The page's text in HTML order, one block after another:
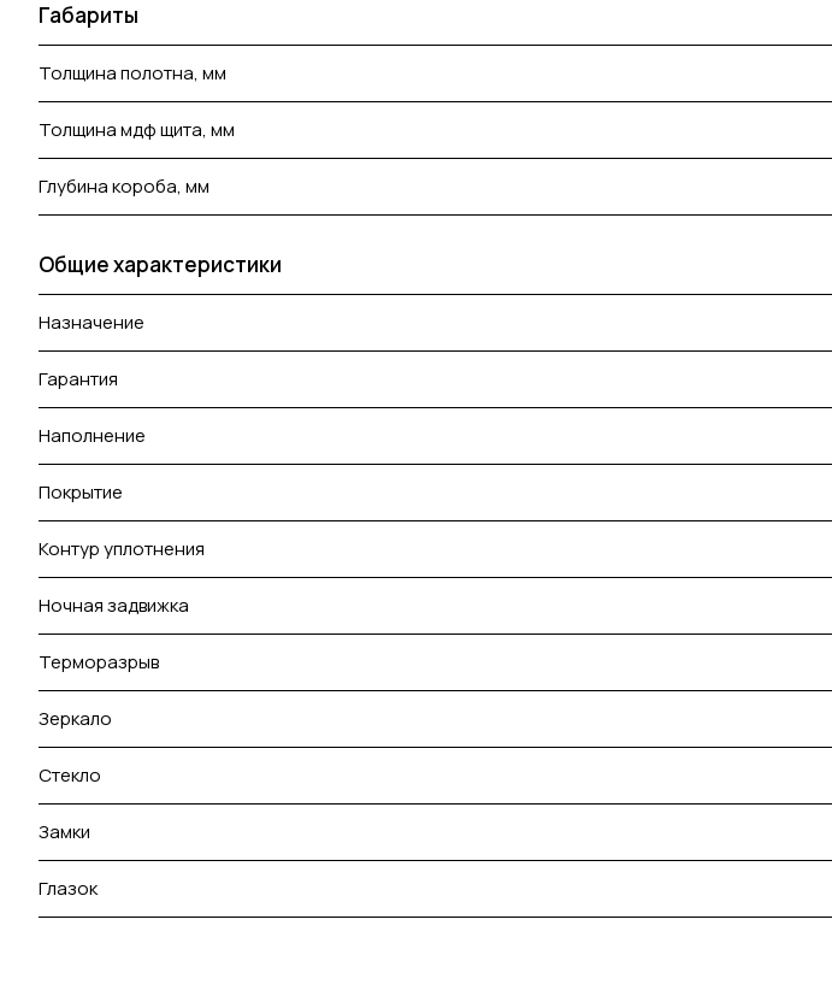
Габариты
Толщина полотна, мм
Толщина мдф щита, мм
Глубина короба, мм
Общие характеристики
Назначение
Гарантия
Наполнение
Покрытие
Контур уплотнения
Ночная задвижка
Терморазрыв
Зеркало
Стекло
Замки
Глазок